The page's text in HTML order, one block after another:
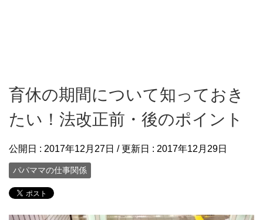
育休の期間について知っておき
たい！法改正前・後のポイント
公開日 : 2017年12月27日 / 更新日 : 2017年12月29日
パパママの仕事関係